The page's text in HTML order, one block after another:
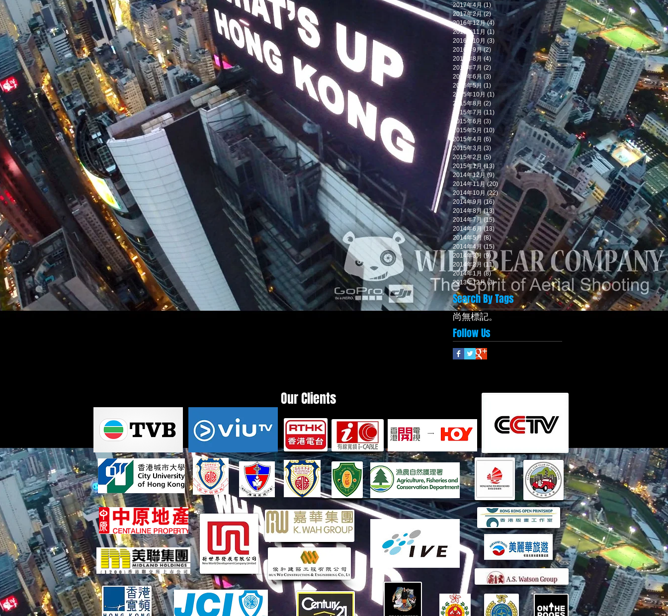
2017年4月 (1) 1 篇文章
2017年2月 (2)2 篇文章
2016年12月 (4)4 篇文章
2016年11月 (1)
2016年10月 (3) 3 篇文章
2016年9月 (2)
2016年8月 (4)
2016年7月 (2)
2016年6月 (3)
2016年5月 (1)
2015年10月 (1)
2015年8月 (2) 2 篇文章
2015年7月 (11) 11 篇文章
2015年6月 (3)
2015年5月 (10)10 篇文章
2015年4月 (6) 6 篇文章
2015年3月 (3) 3 篇文章
2015年2月 (5) 5 篇文章
2015年1月 (13)13 篇文章
2014年12月 (9) 9 篇文章
2014年11月 (20)20 篇文章
2014年10月 (22)22 篇文章
2014年9月 (16)16 篇文章
2014年8月 (13)13 篇文章
2014年7月 (15)15 篇文章
2014年6月 (13)13 篇文章
2014年5月 (8)8 篇文章
2014年4月 (15)15 篇文章
2014年3月 (9) 9 篇文章
2014年2月 (11) 11 篇文章
2014年1月 (8)8 篇文章
2013年12月 (3)3 篇文章
Search By Tags
尚無標記。
Follow Us
Our Clients